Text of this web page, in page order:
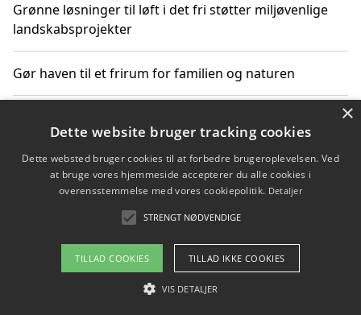
Grønne løsninger til løft i det fri støtter miljøvenlige
landskabsprojekter
Gør haven til et frirum for familien og naturen
Om / kontakt
Blog Betingelser
×
Dette website bruger tracking cookies
Dette websted bruger cookies til at forbedre brugeroplevelsen. Ved
at bruge vores hjemmeside accepterer du alle cookies i
overensstemmelse med vores cookiepolitik. Detaljer
STRENGT NØDVENDIGE
TILLAD COOKIES TILLAD IKKE COOKIES
VIS DETALJER